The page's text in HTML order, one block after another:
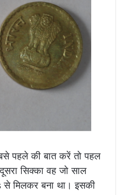
पहले की बात करें तो पहल
सिक्का वह जो साल
मिलकर बना था। इसकी